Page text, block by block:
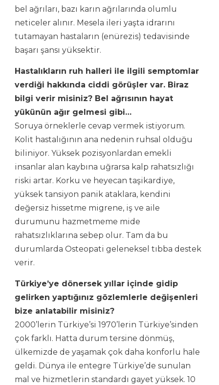
bel ağrıları, bazı karın ağrılarında olumlu
neticeler alınır. Mesela ileri yaşta idrarını
tutamayan hastaların (enürezis) tedavisinde
başarı şansı yüksektir.
Hastalıkların ruh halleri ile ilgili semptomlar
verdiği hakkında ciddi görüşler var. Biraz
bilgi verir misiniz? Bel ağrısının hayat
yükünün ağır gelmesi gibi…
Soruya örneklerle cevap vermek istiyorum.
Kolit hastalığının ana nedenin ruhsal olduğu
biliniyor. Yüksek pozisyonlardan emekli
insanlar alan kaybına uğrarsa kalp rahatsızlığı
riski artar. Korku ve heyecan taşikardiye,
yüksek tansiyon panik ataklara, kendini
değersiz hissetme migrene, iş ve aile
durumunu hazmetmeme mide
rahatsızlıklarına sebep olur. Tam da bu
durumlarda Osteopati geleneksel tıbba destek
verir.
Türkiye’ye dönersek yıllar içinde gidip
gelirken yaptığınız gözlemlerle değişenleri
bize anlatabilir misiniz?
2000’lerin Türkiye’si 1970’lerin Türkiye’sinden
çok farklı. Hatta durum tersine dönmüş,
ülkemizde de yaşamak çok daha konforlu hale
geldi. Dünya ile entegre Türkiye’de sunulan
mal ve hizmetlerin standardı gayet yüksek. 10